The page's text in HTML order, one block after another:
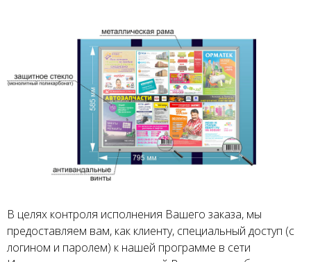
В целях контроля исполнения Вашего заказа, мы
предоставляем вам, как клиенту, специальный доступ (с
логином и паролем) к нашей программе в сети